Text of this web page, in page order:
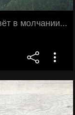
в молчании...